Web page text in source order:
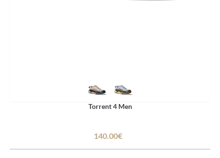
Torrent 4 Men
140.00€